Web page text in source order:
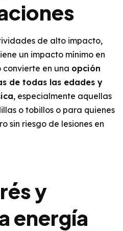
de alto impacto,
un impacto mínimo en
convierte en una opción
de todas las edades y
, especialmente aquellas
o tobillos o para quienes
sin riesgo de lesiones en
y
energía